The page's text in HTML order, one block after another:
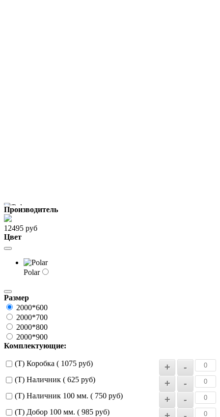
Производитель
12495 руб
Цвет
Polar
Размер
2000*600
2000*700
2000*800
2000*900
Комплектующие:
(Т) Коробка ( 1075 руб)
(Т) Наличник ( 625 руб)
(Т) Наличник 100 мм. ( 750 руб)
(Т) Добор 100 мм. ( 985 руб)